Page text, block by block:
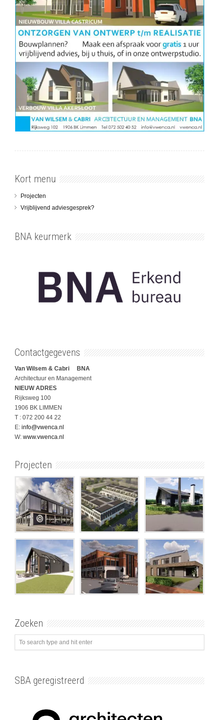
Kort menu
Projecten
Vrijblijvend adviesgesprek?
BNA keurmerk
Contactgegevens
Van Wilsem & Cabri BNA
Architectuur en Management
NIEUW ADRES
Rijksweg 100
1906 BK LIMMEN
T : 072 200 44 22
E: info@vwenca.nl
W: www.vwenca.nl
Projecten
Zoeken
SBA geregistreerd